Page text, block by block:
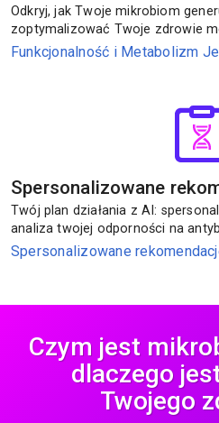
Odkryj, jak Twoje mikrobiom
zoptymalizować Twoje zdrowie
Funkcjonalność i Metabolizm
Spersonalizowane
Twój plan działania z AI:
analiza twojej odporności na
Spersonalizowane
Czym jest
dlaczego
Twojego